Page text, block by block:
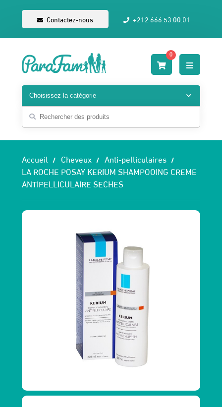
Contactez-nous +212 666.53.00.01
0
Accueil Cheveux
Anti-pelliculaires
LA ROCHE POSAY KERIUM SHAMPOOING CREME
ANTIPELLICULAIRE SECHES